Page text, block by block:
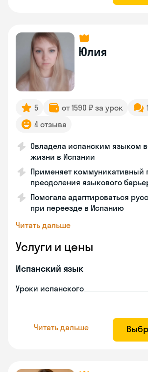
Юлия
5 от 1590 ₽ за урок
4 отзыва
Овладела испанским языком
жизни в Испании
Применяет коммуникативный
преодоления языкового
Помогала адаптироваться
при переезде в Испанию
Читать дальше
Услуги и цены
Испанский язык
Уроки испанского
Читать дальше